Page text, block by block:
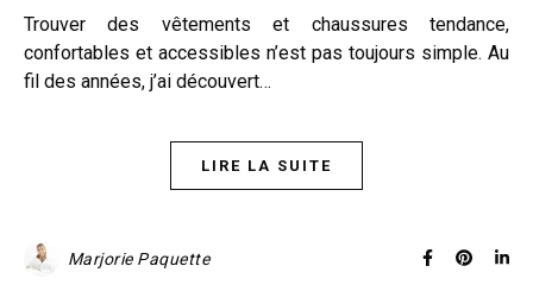
Trouver des vêtements et chaussures tendance,
confortables et accessibles n’est pas toujours simple. Au
fil des années, j’ai découvert…
LIRE LA SUITE
Marjorie Paquette